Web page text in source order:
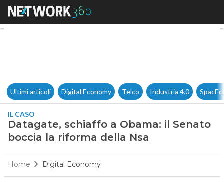
Datagate, schiaffo a Obama:
Ultimi articoli Digital Economy Telco Industria 4.0
IL CASO
Datagate, schiaffo a Obama: il Senato
boccia la riforma della Nsa
Home Digital Economy